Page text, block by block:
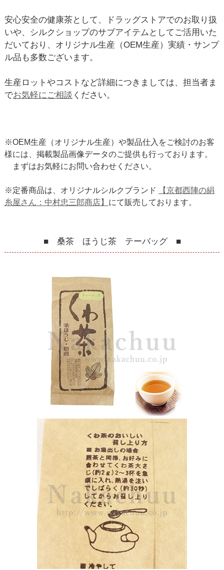
安心安全の健康茶として、ドラッグストアでのお取り扱
いや、シルクショップのサブアイテムとしてご活用いた
だいており、オリジナル生産（OEM生産）実績・サンプ
ル品も多数ございます。
生産ロットやコストなど詳細につきましては、担当者ま
でお気軽にご相談 ください。
※OEM生産（オリジナル生産）や製品仕入をご検討のお客
様には、掲載製品画像データのご提供も行っております。
まずはお気軽にお問い合わせください。
※定番商品は、オリジナルシルクブランド
【京都西陣の絹
糸屋さん：中村忠三郎商店】 にて販売しております。
■ 桑茶 ほうじ茶 テーバッグ ■